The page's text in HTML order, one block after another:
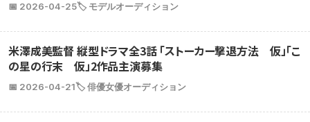
📅 2026-04-25🏷️ モデルオーディション
米澤成美監督 縦型ドラマ全3話 「ストーカー撃退方法 仮」「こ
の星の行末 仮」2作品主演募集
📅 2026-04-21🏷️ 俳優女優オーディション